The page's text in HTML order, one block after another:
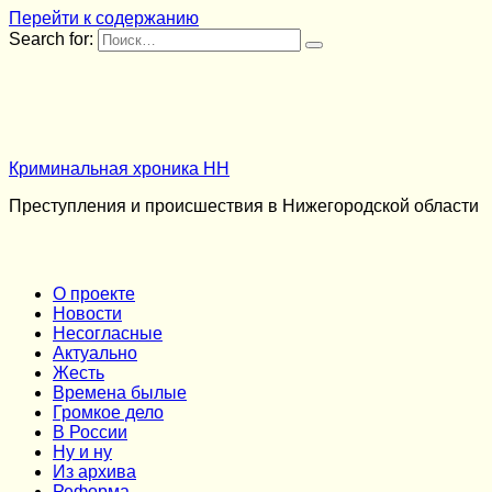
Перейти к содержанию
Search for:
Криминальная хроника НН
Преступления и происшествия в Нижегородской области
О проекте
Новости
Несогласные
Актуально
Жесть
Времена былые
Громкое дело
В России
Ну и ну
Из архива